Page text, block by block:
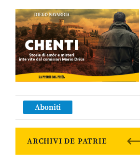
Aboniti
ARCHIVI DE PATRIE